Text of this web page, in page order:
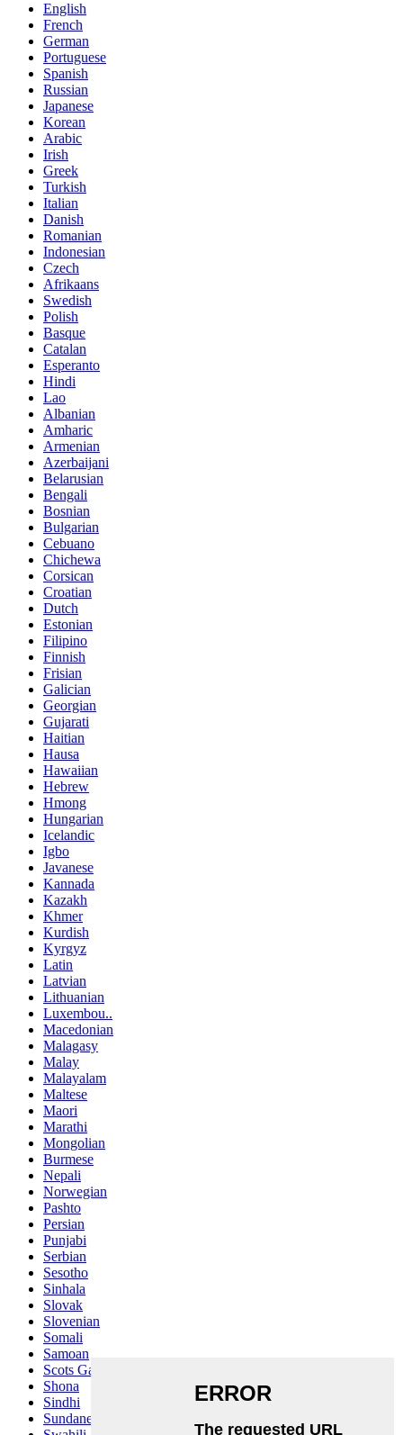
English
French
German
Portuguese
Spanish
Russian
Japanese
Korean
Arabic
Irish
Greek
Turkish
Italian
Danish
Romanian
Indonesian
Czech
Afrikaans
Swedish
Polish
Basque
Catalan
Esperanto
Hindi
Lao
Albanian
Amharic
Armenian
Azerbaijani
Belarusian
Bengali
Bosnian
Bulgarian
Cebuano
Chichewa
Corsican
Croatian
Dutch
Estonian
Filipino
Finnish
Frisian
Galician
Georgian
Gujarati
Haitian
Hausa
Hawaiian
Hebrew
Hmong
Hungarian
Icelandic
Igbo
Javanese
Kannada
Kazakh
Khmer
Kurdish
Kyrgyz
Latin
Latvian
Lithuanian
Luxembou..
Macedonian
Malagasy
Malay
Malayalam
Maltese
Maori
Marathi
Mongolian
Burmese
Nepali
Norwegian
Pashto
Persian
Punjabi
Serbian
Sesotho
Sinhala
Slovak
Slovenian
Somali
Samoan
Scots Gaelic
Shona
Sindhi
Sundanese